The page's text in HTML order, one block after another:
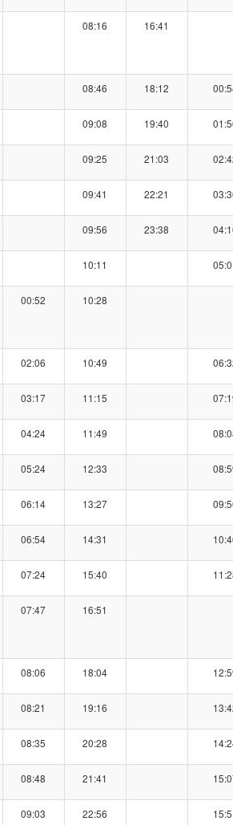
08:16 16:41
08:46 18:12
09:08 19:40
09:25 21:03
09:41 22:21
09:56 23:38
10:11
00:52 10:28
02:06 10:49
03:17 11:15
04:24 11:49
05:24 12:33
06:14 13:27
06:54 14:31
07:24 15:40
07:47 16:51
08:06 18:04
08:21 19:16
08:35 20:28
08:48 21:41
09:03 22:56